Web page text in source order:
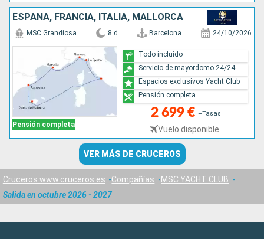
ESPAÑA, FRANCIA, ITALIA, MALLORCA
Pensión completa
MSC Grandiosa 8 d Barcelona 24/10/2026
2 699 € +Tasas
Vuelo disponible
Todo incluido
Servicio de mayordomo 24/24
Espacios exclusivos Yacht Club
Pensión completa
VER MÁS DE CRUCEROS
Cruceros www.cruceros.es Compañías
MSC YACHT CLUB
Salida en octubre 2026 - 2027